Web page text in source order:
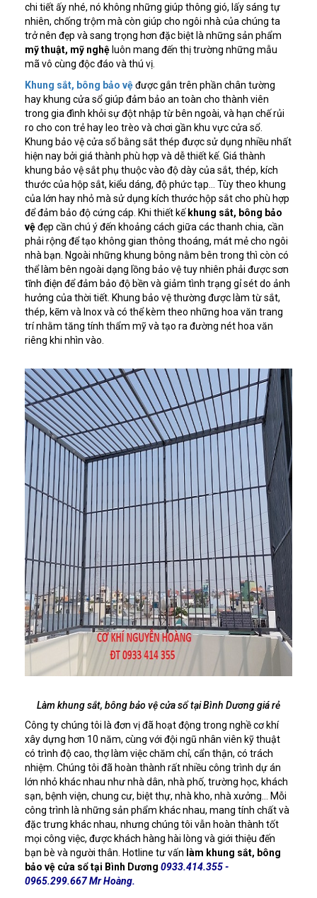
chi tiết ấy nhé, nó không những giúp thông gió, lấy sáng tự
nhiên, chống trộm mà còn giúp cho ngôi nhà của chúng ta
trở nên đẹp và sang trọng hơn đặc biệt là những sản phẩm
mỹ thuật, mỹ nghệ luôn mang đến thị trường những mẫu
mã vô cùng độc đáo và thú vị.
Khung sắt, bông bảo vệđược gắn trên phần chân tường
hay khung cửa sổ giúp đảm bảo an toàn cho thành viên
trong gia đình khỏi sự đột nhập từ bên ngoài, và hạn chế rủi
ro cho con trẻ hay leo trèo và chơi gần khu vực cửa sổ.
Khung bảo vệ cửa sổ bằng sắt thép được sử dụng nhiều nhất
hiện nay bởi giá thành phù hợp và dễ thiết kế. Giá thành
khung bảo vệ sắt phụ thuộc vào độ dày của sắt, thép, kích
thước của hộp sắt, kiểu dáng, độ phức tạp… Tùy theo khung
của lớn hay nhỏ mà sử dụng kích thước hộp sắt cho phù hợp
để đảm bảo độ cứng cáp. Khi thiết kế khung sắt, bông bảo
vệđẹp cần chú ý đến khoảng cách giữa các thanh chia, cần
phải rộng để tạo không gian thông thoáng, mát mẻ cho ngôi
nhà bạn. Ngoài những khung bông nằm bên trong thì còn có
thể làm bên ngoài dạng lồng bảo vệ tuy nhiên phải được sơn
tĩnh điện để đảm bảo độ bền và giảm tình trạng gỉ sét do ảnh
hưởng của thời tiết. Khung bảo vệ thường được làm từ sắt,
thép, kẽm và Inox và có thể kèm theo những hoa văn trang
trí nhằm tăng tính thẩm mỹ và tạo ra đường nét hoa văn
riêng khi nhìn vào.
Làm khung sắt, bông bảo vệ cửa sổ tại Bình Dương giá rẻ
Công ty chúng tôi là đơn vị đã hoạt động trong nghề cơ khí
xây dựng hơn 10 năm, cùng với đội ngũ nhân viên kỹ thuật
có trình độ cao, thợ làm việc chăm chỉ, cẩn thận, có trách
nhiệm. Chúng tôi đã hoàn thành rất nhiều công trình dự án
lớn nhỏ khác nhau như nhà dân, nhà phố, trường học, khách
sạn, bệnh viện, chung cư, biệt thự, nhà kho, nhà xưởng... Mỗi
công trình là những sản phẩm khác nhau, mang tính chất và
đặc trưng khác nhau, nhưng chúng tôi vẫn hoàn thành tốt
mọi công việc, được khách hàng hài lòng và giới thiệu đến
bạn bè và người thân. Hotline tư vấn làm khung sắt, bông
bảo vệ cửa sổ tại Bình Dương 0933.414.355 -
0965.299.667 Mr Hoàng.